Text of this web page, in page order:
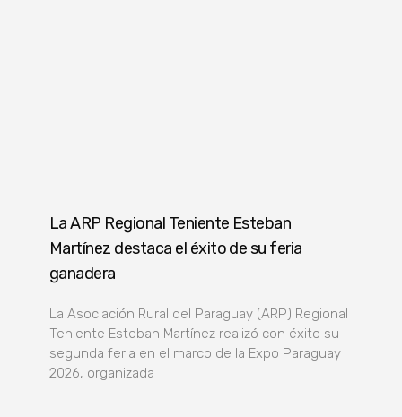
La ARP Regional Teniente Esteban
Martínez destaca el éxito de su feria
ganadera
La Asociación Rural del Paraguay (ARP) Regional
Teniente Esteban Martínez realizó con éxito su
segunda feria en el marco de la Expo Paraguay
2026, organizada